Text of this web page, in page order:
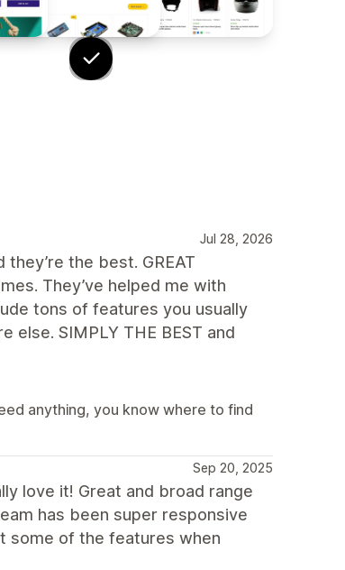
Jul 28, 2026
the best. GREAT
They’ve helped me with
tons of features you usually
else. SIMPLY THE BEST and
anything, you know where to find
Sep 20, 2025
love it! Great and broad range
has been super responsive
some of the features when